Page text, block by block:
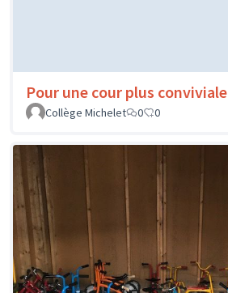
Pour une cour plus conviviale
Collège Michelet
0 0